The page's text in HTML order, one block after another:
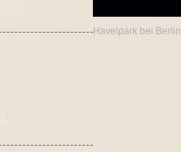
Havelpark bei Berlin